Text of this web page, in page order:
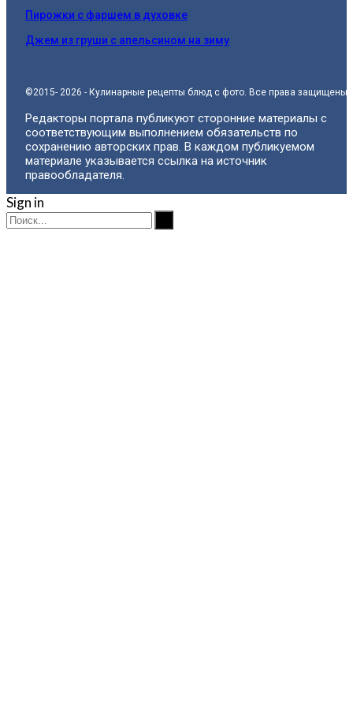
Пирожки с фаршем в духовке
Джем из груши с апельсином на зиму
©2015- 2026 - Кулинарные рецепты блюд с фото. Все права защищены.
Редакторы портала публикуют сторонние материалы с
соответствующим выполнением обязательств по
сохранению авторских прав. В каждом публикуемом
материале указывается ссылка на источник
правообладателя.
Sign in